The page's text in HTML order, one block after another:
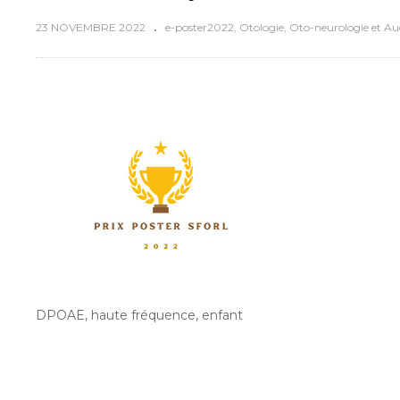
23 NOVEMBRE 2022 e-poster2022 Otologie, Oto-neurologie et
DPOAE, haute fréquence, enfant